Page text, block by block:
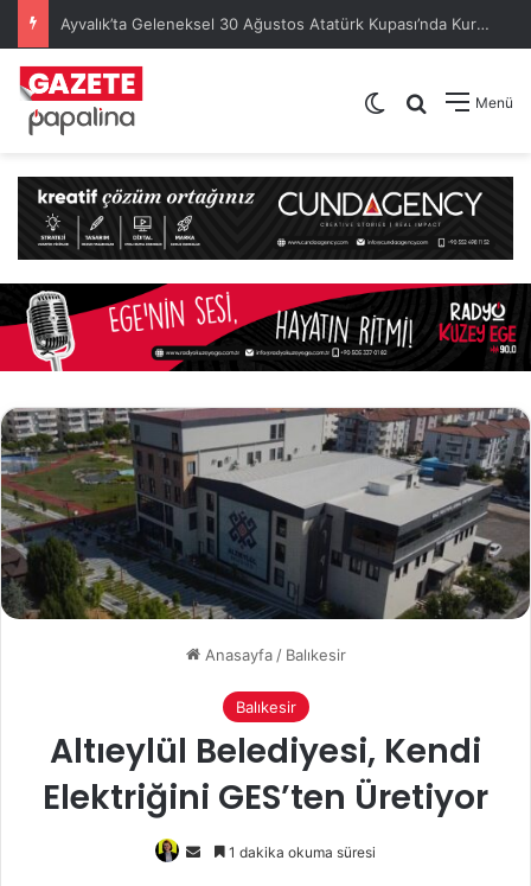
Ayvalık’ta Geleneksel 30 Ağustos Atatürk Kupası’nda Kura Heyecanı Yaşandı
Menü
Arama yap
Dış görünümü
Anasayfa / Balıkesir
Balıkesir
Altıeylül Belediyesi, Kendi
Elektriğini GES’ten Üretiyor
Bir
1 dakika okuma süresi